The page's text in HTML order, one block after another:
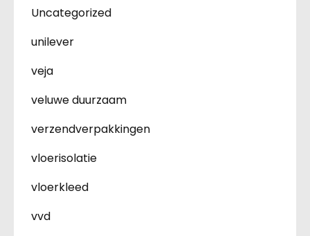
Uncategorized
unilever
veja
veluwe duurzaam
verzendverpakkingen
vloerisolatie
vloerkleed
vvd